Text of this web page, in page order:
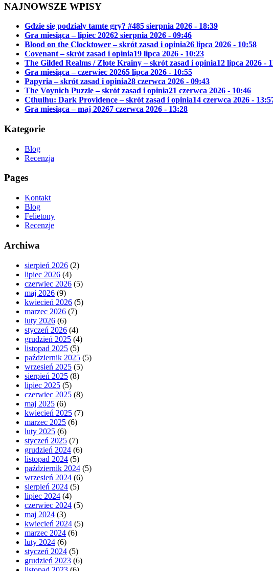
NAJNOWSZE WPISY
Gdzie się podziały tamte gry? #485 sierpnia 2026 - 18:39
Gra miesiąca – lipiec 20262 sierpnia 2026 - 09:46
Blood on the Clocktower – skrót zasad i opinia26 lipca 2026 - 10:58
Covenant – skrót zasad i opinia19 lipca 2026 - 10:23
The Gilded Realms / Złote Krainy – skrót zasad i opinia12 lipca 2026 -
Gra miesiąca – czerwiec 20265 lipca 2026 - 10:55
Papyria – skrót zasad i opinia28 czerwca 2026 - 09:43
The Voynich Puzzle – skrót zasad i opinia21 czerwca 2026 - 10:46
Cthulhu: Dark Providence – skrót zasad i opinia14 czerwca 2026 -
Gra miesiąca – maj 20267 czerwca 2026 - 13:28
Kategorie
Blog
Recenzja
Pages
Kontakt
Blog
Felietony
Recenzje
Archiwa
sierpień 2026 (2)
lipiec 2026 (4)
czerwiec 2026 (5)
maj 2026 (9)
kwiecień 2026 (5)
marzec 2026 (7)
luty 2026 (6)
styczeń 2026 (4)
grudzień 2025 (4)
listopad 2025 (5)
październik 2025 (5)
wrzesień 2025 (5)
sierpień 2025 (8)
lipiec 2025 (5)
czerwiec 2025 (8)
maj 2025 (6)
kwiecień 2025 (7)
marzec 2025 (6)
luty 2025 (6)
styczeń 2025 (7)
grudzień 2024 (6)
listopad 2024 (5)
październik 2024 (5)
wrzesień 2024 (6)
sierpień 2024 (5)
lipiec 2024 (4)
czerwiec 2024 (5)
maj 2024 (3)
kwiecień 2024 (5)
marzec 2024 (6)
luty 2024 (6)
styczeń 2024 (5)
grudzień 2023 (6)